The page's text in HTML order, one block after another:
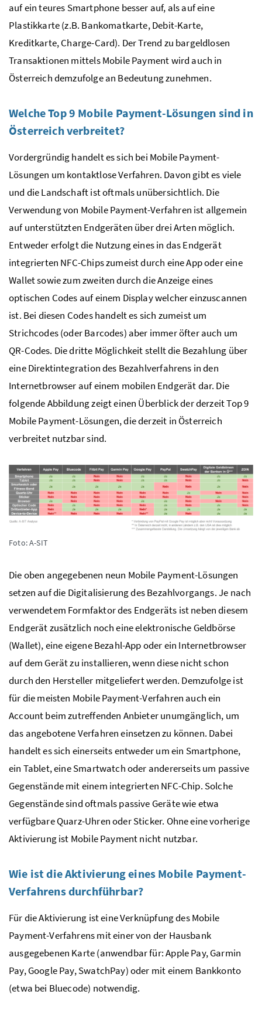
auf ein teures Smartphone besser auf, als auf eine
Plastikkarte (z.B. Bankomatkarte, Debit-Karte,
Kreditkarte,Charge-Card). Der Trend zu bargeldlosen
Transaktionen mittelsMobile Paymentwird auch in
Österreich demzufolge an Bedeutung zunehmen.
Welche Top 9 Mobile Payment-Lösungen sind in
Österreich verbreitet?
Vordergründig handelt es sich bei Mobile Payment-
Lösungen um kontaktlose Verfahren. Davon gibt es viele
und die Landschaft ist oftmals unübersichtlich. Die
Verwendung von Mobile Payment-Verfahren ist allgemein
auf unterstützten Endgeräten über drei Arten möglich.
Entweder erfolgt die Nutzung eines in das Endgerät
integrierten NFC-Chips zumeist durch eine App oder eine
Wallet sowie zum zweiten durch die Anzeige eines
optischen Codes auf einem Display welcher einzuscannen
ist. Bei diesen Codes handelt es sich zumeist um
Strichcodes (oder Barcodes) aber immer öfter auch um
QR-Codes. Die dritte Möglichkeit stellt die Bezahlung über
eine Direktintegration des Bezahlverfahrens in den
Internetbrowser auf einem mobilen Endgerät dar. Die
folgende Abbildung zeigt einen Überblick der derzeit Top 9
Mobile Payment-Lösungen, die derzeit in Österreich
verbreitet nutzbar sind.
Foto: A-SIT
Die oben angegebenen neun Mobile Payment-Lösungen
setzen auf die Digitalisierung des Bezahlvorgangs. Je nach
verwendetem Formfaktor des Endgeräts ist neben diesem
Endgerät zusätzlich noch eine elektronische Geldbörse
(Wallet), eine eigene Bezahl-App oder ein Internetbrowser
auf dem Gerät zu installieren, wenn diese nicht schon
durch den Hersteller mitgeliefert werden. Demzufolge ist
für die meisten Mobile Payment-Verfahren auch ein
Account beim zutreffenden Anbieter unumgänglich, um
das angebotene Verfahren einsetzen zu können. Dabei
handelt es sich einerseits entweder um ein Smartphone,
ein Tablet, eine Smartwatch oder andererseits um passive
Gegenstände mit einem integrierten NFC-Chip. Solche
Gegenstände sind oftmals passive Geräte wie etwa
verfügbare Quarz-Uhren oder Sticker. Ohne eine vorherige
Aktivierung ist Mobile Paymentnicht nutzbar.
Wie ist die Aktivierung eines Mobile Payment-
Verfahrens durchführbar?
Für die Aktivierung ist eine Verknüpfung desMobile
Payment-Verfahrens mit einer von der Hausbank
ausgegebenen Karte (anwendbar für:Apple Pay, Garmin
Pay, Google Pay, SwatchPay) oder mit einem Bankkonto
(etwa bei Bluecode) notwendig.